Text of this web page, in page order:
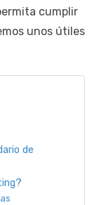
cumplir
unos útiles
de